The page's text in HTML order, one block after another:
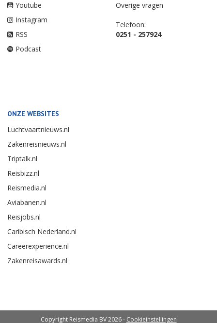
Youtube
Instagram
RSS
Podcast
Overige vragen
Telefoon:
0251 - 257924
ONZE WEBSITES
Luchtvaartnieuws.nl
Zakenreisnieuws.nl
Triptalk.nl
Reisbizz.nl
Reismedia.nl
Aviabanen.nl
Reisjobs.nl
Caribisch Nederland.nl
Careerexperience.nl
Zakenreisawards.nl
Copyright Reismedia BV 2026 - Cookieinstellingen